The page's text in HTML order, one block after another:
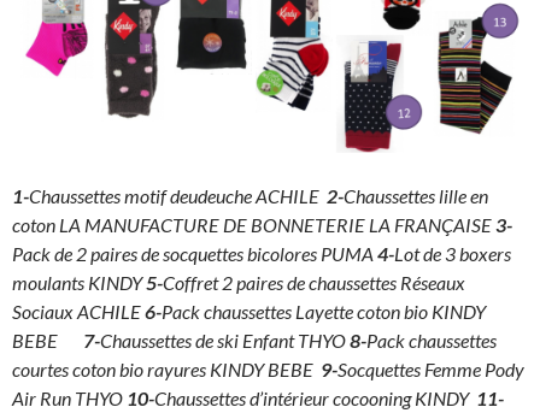
1-Chaussettes motif deudeuche ACHILE 2-Chaussettes lille en
coton LA MANUFACTURE DE BONNETERIE LA FRANÇAISE3-
Pack de 2 paires de socquettes bicolores PUMA 4-Lot de 3 boxers
moulants KINDY5-Coffret 2 paires de chaussettes Réseaux
Sociaux ACHILE6-Pack chaussettes Layette coton bio KINDY
BEBE 7-Chaussettes de ski Enfant THYO8-Pack chaussettes
courtes coton bio rayures KINDY BEBE 9-Socquettes Femme Pody
Air Run THYO 10-Chaussettes d’intérieur cocooning KINDY 11-